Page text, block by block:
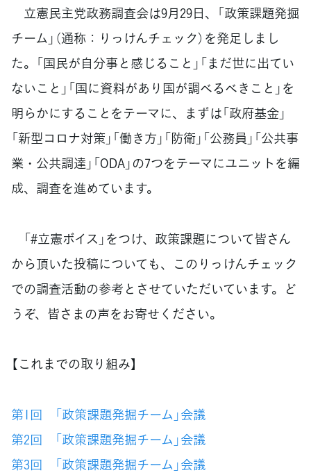
立憲民主党政務調査会は9月29日、「政策課題発掘
チーム」（通称：りっけんチェック）を発足しまし
た。「国民が自分事と感じること」「まだ世に出てい
ないこと」「国に資料があり国が調べるべきこと」を
明らかにすることをテーマに、まずは「政府基金」
「新型コロナ対策」「働き方」「防衛」「公務員」「公共事
業・公共調達」「ODA」の7つをテーマにユニットを編
成、調査を進めています。
「#立憲ボイス」をつけ、政策課題について皆さん
から頂いた投稿についても、このりっけんチェック
での調査活動の参考とさせていただいています。ど
うぞ、皆さまの声をお寄せください。
【これまでの取り組み】
第1回 「政策課題発掘チーム」会議
第2回 「政策課題発掘チーム」会議
第3回 「政策課題発掘チーム」会議